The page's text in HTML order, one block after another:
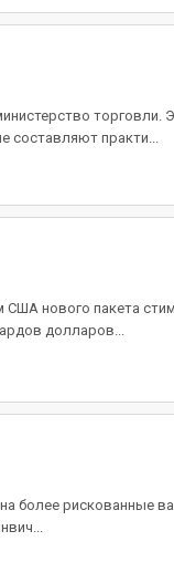
составляют практи...
США нового пакета
долларов...
более рискованные